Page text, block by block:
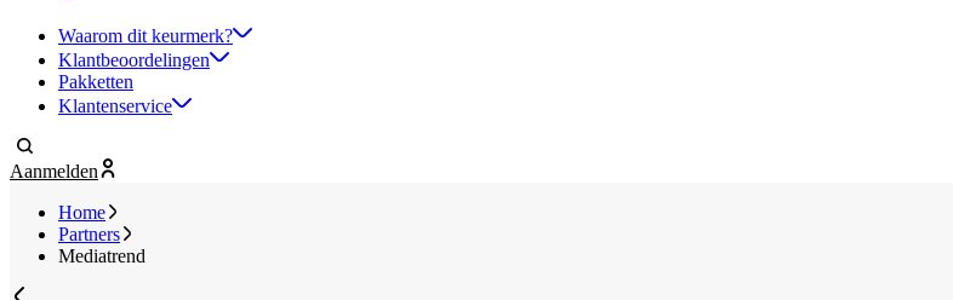
Waarom dit keurmerk?
Klantbeoordelingen
Pakketten
Klantenservice
Aanmelden
Home
Partners
Mediatrend